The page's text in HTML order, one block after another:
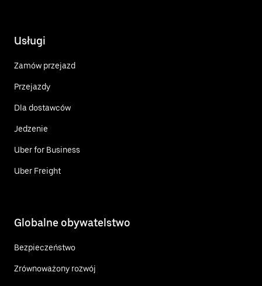
Usługi
Zamów przejazd
Przejazdy
Dla dostawców
Jedzenie
Uber for Business
Uber Freight
Globalne obywatelstwo
Bezpieczeństwo
Zrównoważony rozwój